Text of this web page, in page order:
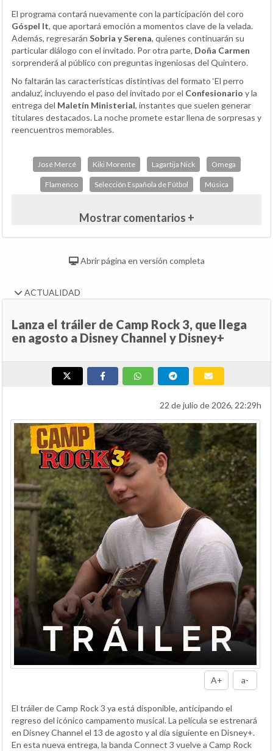
El programa contará nuevamente con la participación del coro
Góspel It, que aportará emoción a momentos clave de la velada.
Además, regresarán Sobria y Serena, quienes continuarán su
particular diálogo con el invitado. Por otra parte, Doña Carmen
sorprenderá al público con preguntas ingeniosas del Quintero.
No faltarán las características distintivas del formato ‘El perro
andaluz’, incluyendo el paso del invitado por el Confesionario y la
entrega del Maletín Ministerial, instantes que suelen generar
titulares destacados. La noche promete estar llena de sorpresas y
reencuentros memorables.
José Mercé Kiki Morente Lagartija Nick Omega
Flamenco Selección Española de Fútbol Música
Mostrar comentarios +
Abrir página en versión completa
ACTUALIDAD
Lanza el tráiler de Camp Rock 3, que llega
en agosto a Disney Channel y Disney+
22 de julio de 2026, 22:29h
A+ a-
El tráiler de Camp Rock 3 ya está disponible, anticipando el
regreso del icónico campamento musical. La película se estrenará
en Disney Channel el 13 de agosto y al día siguiente en Disney+.
En esta nueva entrega, la banda Connect 3 vuelve a Camp Rock